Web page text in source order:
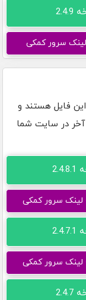
فایل هستند و
آخر در سایت شما